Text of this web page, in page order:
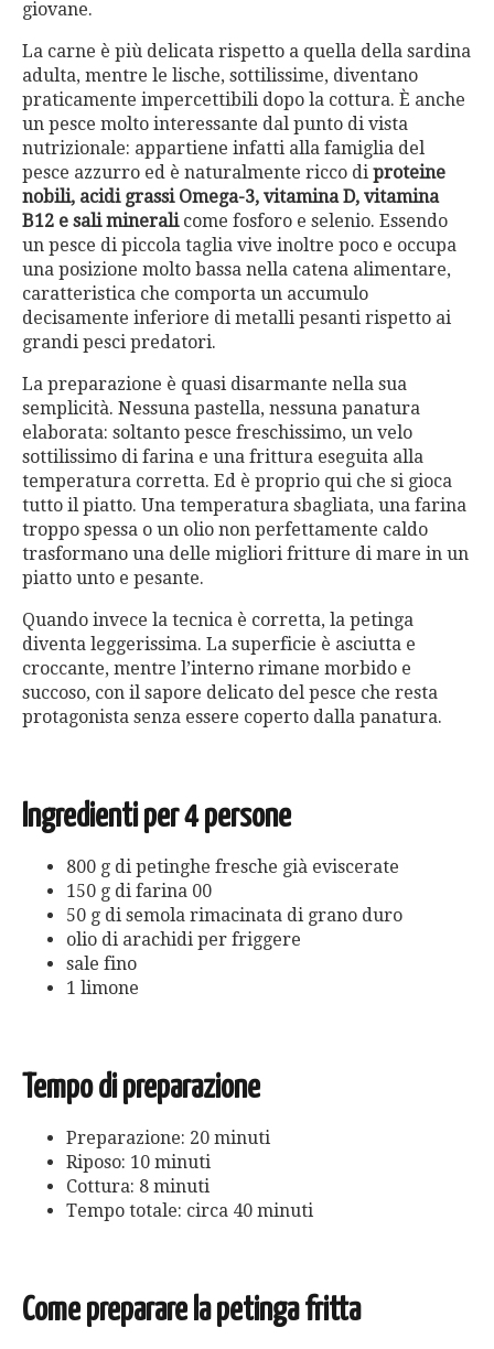
giovane.
La carne è più delicata rispetto a quella della sardina
adulta, mentre le lische, sottilissime, diventano
praticamente impercettibili dopo la cottura. È anche
un pesce molto interessante dal punto di vista
nutrizionale: appartiene infatti alla famiglia del
pesce azzurro ed è naturalmente ricco di proteine
nobili, acidi grassi Omega-3, vitamina D, vitamina
B12 e sali mineralicome fosforo e selenio. Essendo
un pesce di piccola taglia vive inoltre poco e occupa
una posizione molto bassa nella catena alimentare,
caratteristica che comporta un accumulo
decisamente inferiore di metalli pesanti rispetto ai
grandi pesci predatori.
La preparazione è quasi disarmante nella sua
semplicità. Nessuna pastella, nessuna panatura
elaborata: soltanto pesce freschissimo, un velo
sottilissimo di farina e una frittura eseguita alla
temperatura corretta. Ed è proprio qui che si gioca
tutto il piatto. Una temperatura sbagliata, una farina
troppo spessa o un olio non perfettamente caldo
trasformano una delle migliori fritture di mare in un
piatto unto e pesante.
Quando invece la tecnica è corretta, la petinga
diventa leggerissima. La superficie è asciutta e
croccante, mentre l’interno rimane morbido e
succoso, con il sapore delicato del pesce che resta
protagonista senza essere coperto dalla panatura.
Ingredienti per 4 persone
800 g di petinghe fresche già eviscerate
150 g di farina 00
50 g di semola rimacinata di grano duro
olio di arachidi per friggere
sale fino
1 limone
Tempo di preparazione
Preparazione: 20 minuti
Riposo: 10 minuti
Cottura: 8 minuti
Tempo totale: circa 40 minuti
Come preparare la petinga fritta